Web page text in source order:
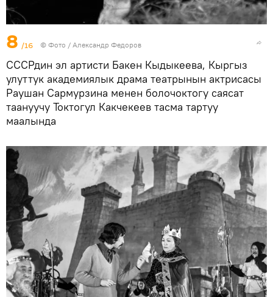
8 /16 © Фото / Александр Федоров
СССРдин эл артисти Бакен Кыдыкеева, Кыргыз
улуттук академиялык драма театрынын актрисасы
Раушан Сармурзина менен болочоктогу саясат
таануучу Токтогул Какчекеев тасма тартуу
маалында